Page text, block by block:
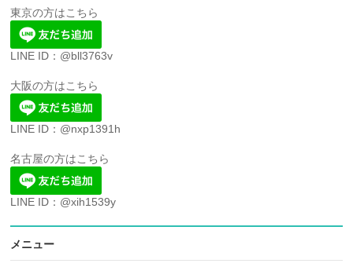
東京の方はこちら
LINE ID：@bll3763v
大阪の方はこちら
LINE ID：@nxp1391h
名古屋の方はこちら
LINE ID：@xih1539y
メニュー